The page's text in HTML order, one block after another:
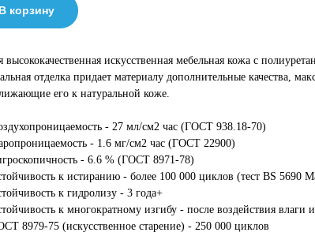
В корзину
высококачественная искусственная мебельная кожа с
отделка придает материалу дополнительные качества,
его к натуральной коже.
- 27 мл/см2 час (ГОСТ 938.18-70)
- 1.6 мг/см2 час (ГОСТ 22900)
- 6.6 % (ГОСТ 8971-78)
к истиранию - более 100 000 циклов (тест BS 5690
к гидролизу - 3 года+
к многократному изгибу - после воздействия влаги
8979-75 (искусственное старение) - 250 000 циклов